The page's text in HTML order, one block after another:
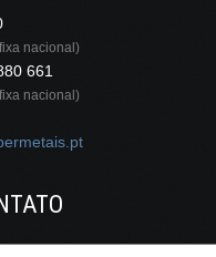
nacional)
661
nacional)